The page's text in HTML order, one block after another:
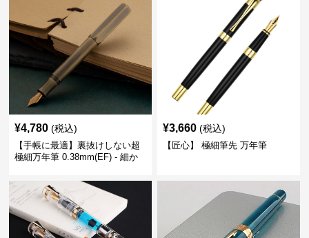
¥4,780 (税込)
【手帳に最適】裏抜けしない超
極細万年筆 0.38mm(EF) - 細か
¥3,660 (税込)
【匠心】 極細筆先 万年筆